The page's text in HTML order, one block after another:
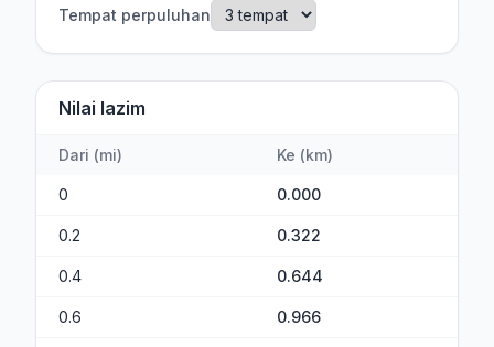
Tempat perpuluhan
Nilai lazim
Dari (mi) Ke (km)
0 0.000
0.2 0.322
0.4 0.644
0.6 0.966